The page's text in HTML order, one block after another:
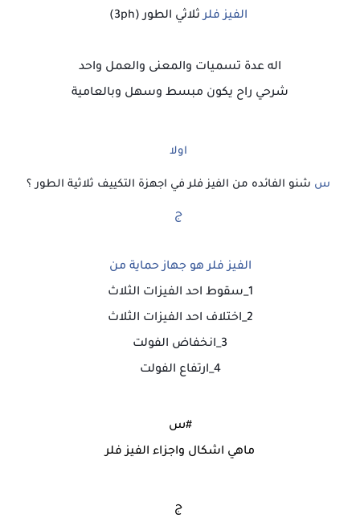
الفيز فلر ثلاثي الطور (3ph)
اله عدة تسميات والمعنى والعمل واحد
شرحي راح يكون مبسط وسهل وبالعامية
اولا
س شنو الفائده من الفيز فلر في اجهزة التكييف ثلاثية الطور ؟
ج
الفيز فلر هو جهاز حماية من
1_سقوط احد الفيزات الثلاث
2_اختلاف احد الفيزات الثلاث
3_انخفاض الفولت
4_ارتفاع الفولت
#س
ماهي اشكال واجزاء الفيز فلر
ج